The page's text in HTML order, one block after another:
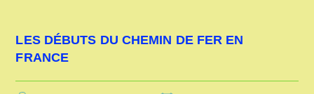
LES DÉBUTS DU CHEMIN DE FER EN
FRANCE